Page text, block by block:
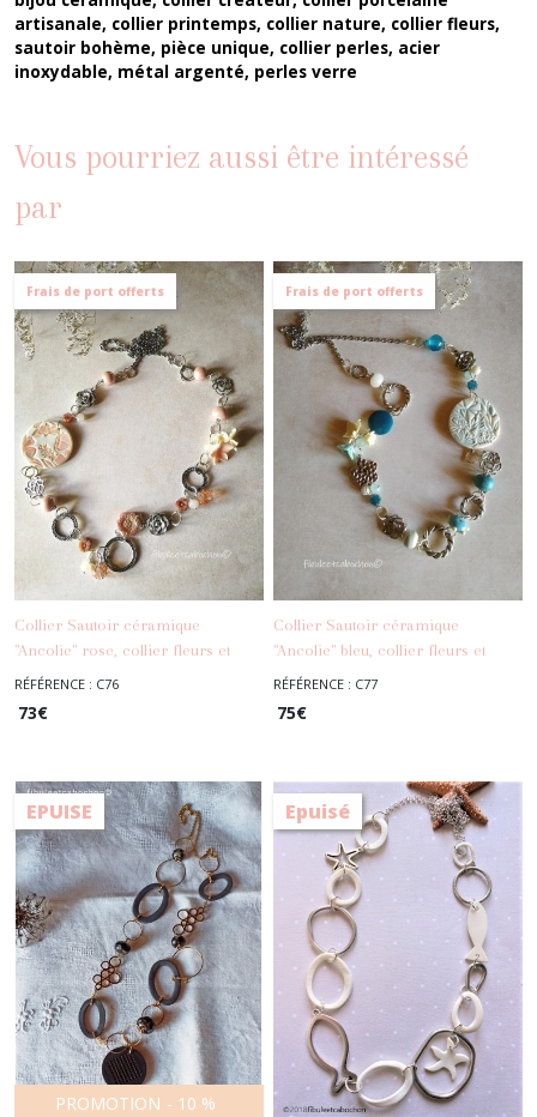
artisanale, collier printemps, collier nature, collier fleurs,
sautoir bohème, pièce unique, collier perles, acier
inoxydable, métal argenté, perles verre
Vous pourriez aussi être intéressé
par
Frais de port offerts
Collier Sautoir céramique
"Ancolie" rose, collier fleurs et
perles, sautoir rose poudré,
RÉFÉRENCE : C76
73€
Frais de port offerts
Collier Sautoir céramique
"Ancolie" bleu, collier fleurs et
perles, sautoir bleu et blanc,
RÉFÉRENCE : C77
75€
EPUISE
PROMOTION - 10 %
Epuisé